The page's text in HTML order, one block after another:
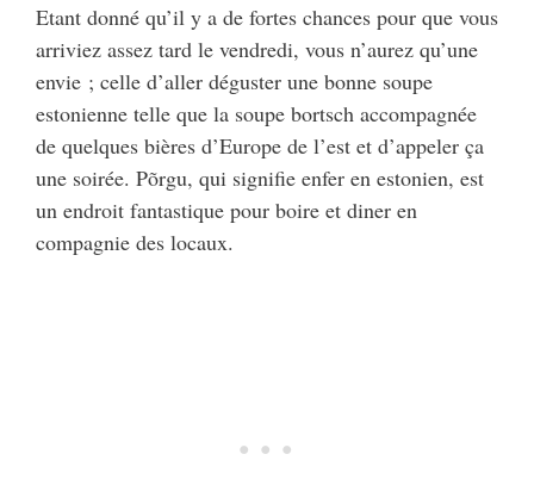
Etant donné qu’il y a de fortes chances pour que vous
arriviez assez tard le vendredi, vous n’aurez qu’une
envie ; celle d’aller déguster une bonne soupe
estonienne telle que la soupe bortsch accompagnée
de quelques bières d’Europe de l’est et d’appeler ça
une soirée. Põrgu, qui signifie enfer en estonien, est
un endroit fantastique pour boire et diner en
compagnie des locaux.